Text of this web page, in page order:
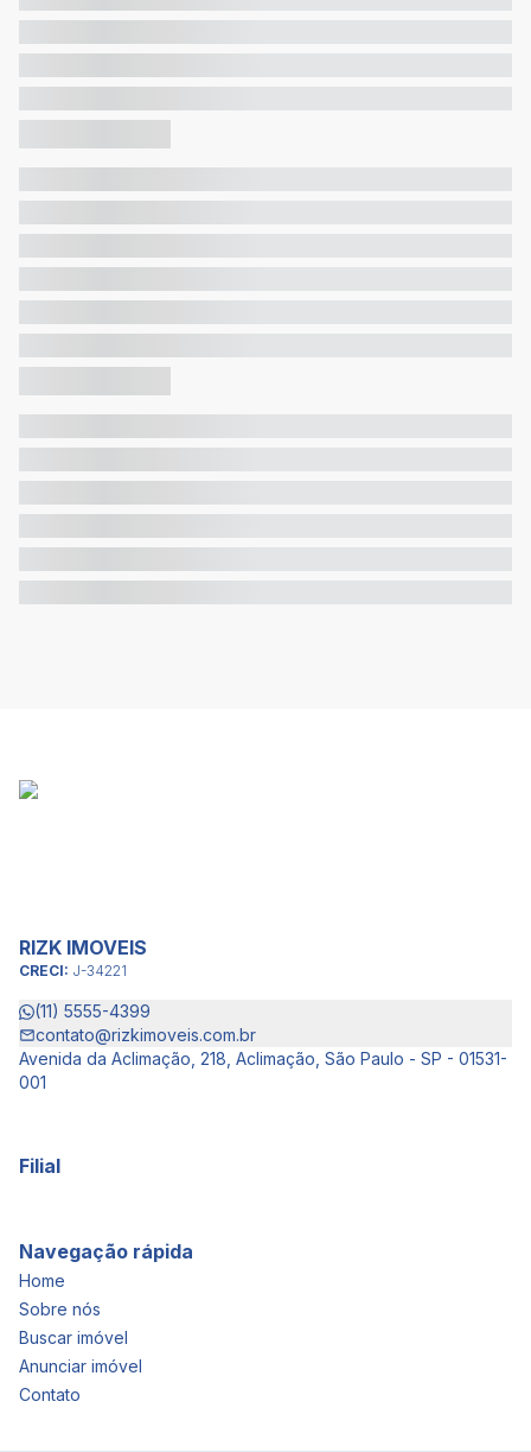
RIZK IMOVEIS
CRECI: J-34221
(11) 5555-4399
contato@rizkimoveis.com.br
Avenida da Aclimação, 218, Aclimação, São Paulo - SP - 01531-
001
Filial
Navegação rápida
Home
Sobre nós
Buscar imóvel
Anunciar imóvel
Contato